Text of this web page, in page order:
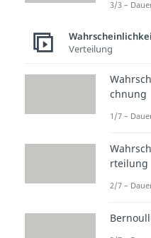
Nach
Studyflix zu
3/3 –
Verteilung
chnung
1/7 –
rteilung
2/7 –